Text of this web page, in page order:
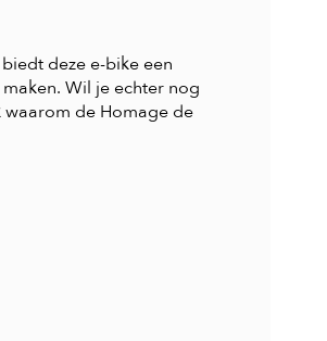
deze e-bike een
Wil je echter nog
de Homage de